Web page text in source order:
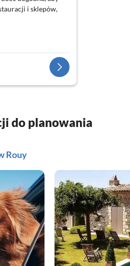
i sklepów,
do planowania
Rouy